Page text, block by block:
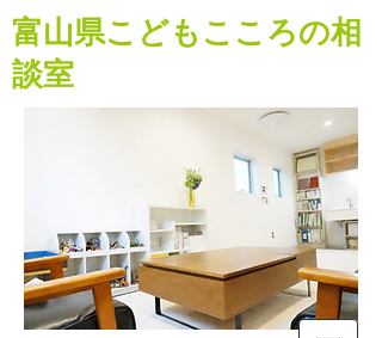
​富山県こどもこころの相
談室